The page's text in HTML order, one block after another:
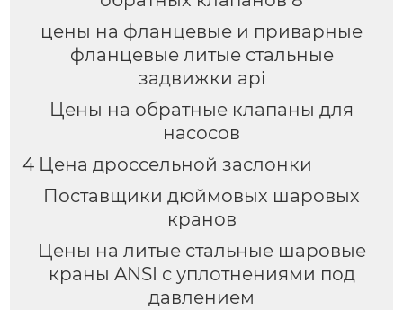
цены на фланцевые и приварные
фланцевые литые стальные
задвижки api
Цены на обратные клапаны для
насосов
4 Цена дроссельной заслонки
Поставщики дюймовых шаровых
кранов
Цены на литые стальные шаровые
краны ANSI с уплотнениями под
давлением